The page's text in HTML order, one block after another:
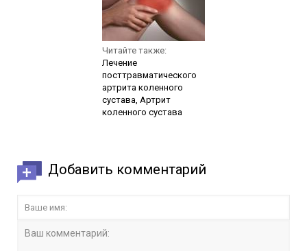
Читайте также:
Лечение
посттравматического
артрита коленного
сустава, Артрит
коленного сустава
Добавить комментарий